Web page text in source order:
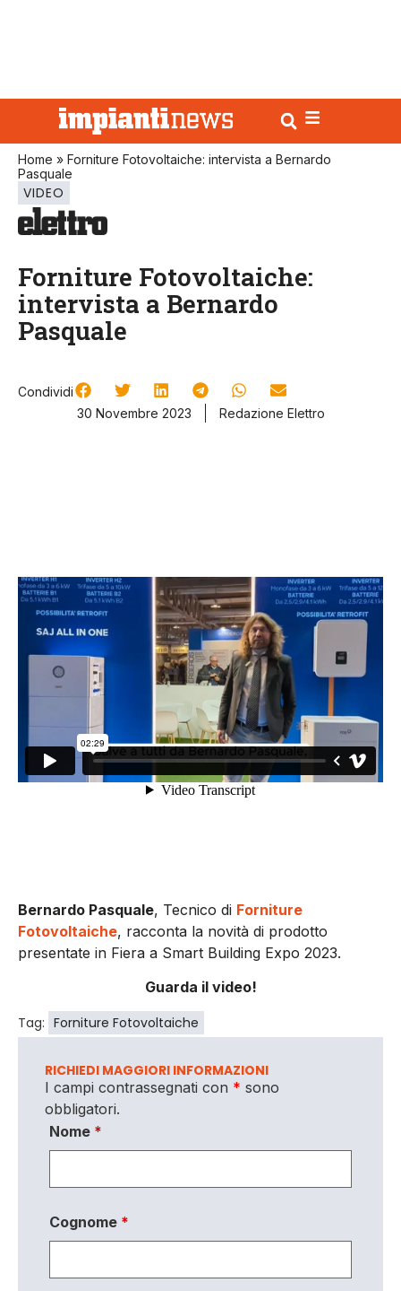
Home » Forniture Fotovoltaiche: intervista a Bernardo
Pasquale
VIDEO
Forniture Fotovoltaiche:
intervista a Bernardo
Pasquale
Condividi
30 Novembre 2023
Redazione Elettro
Bernardo Pasquale, Tecnico di Forniture
Fotovoltaiche, racconta la novità di prodotto
presentate in Fiera a Smart Building Expo 2023.
Guarda il video!
Tag: Forniture Fotovoltaiche
RICHIEDI MAGGIORI INFORMAZIONI
I campi contrassegnati con * sono
obbligatori.
Nome *
Cognome *